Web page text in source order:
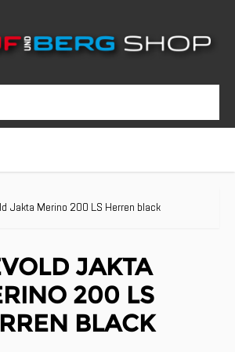
Jakta Merino 200 LS Herren black
JAKTA
200 LS
BLACK